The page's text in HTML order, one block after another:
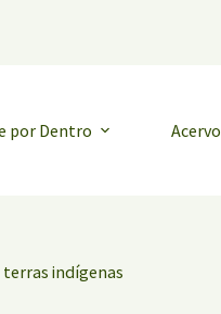
por Dentro Acervo
indígenas